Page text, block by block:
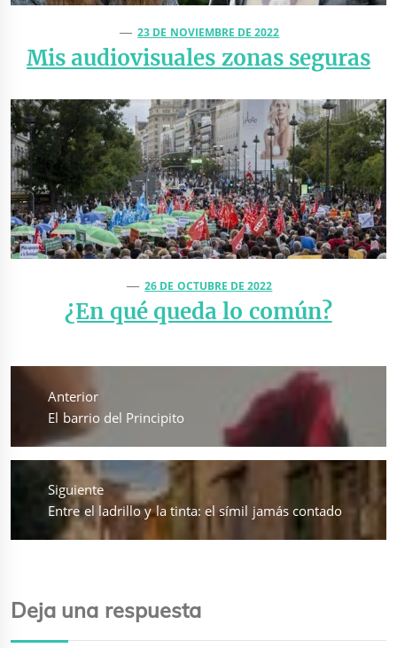
23 DE NOVIEMBRE DE 2022
Mis audiovisuales zonas seguras
26 DE OCTUBRE DE 2022
¿En qué queda lo común?
Navegación
entradas
Anterior
Entrada
anterior:
El barrio del Principito
Siguiente
Entrada
siguiente:
Entre el ladrillo y la tinta: el símil jamás contado
Deja una respuesta